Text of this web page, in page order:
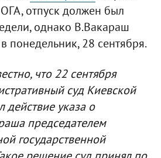
отпуск должен был
однако В.Вакараш
понедельник, 28 сентября.
что 22 сентября
суд Киевской
действие указа о
председателем
государственной